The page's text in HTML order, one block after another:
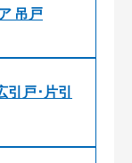
吊戸
引戸･片引